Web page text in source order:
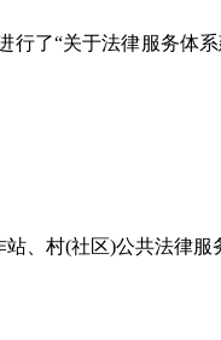
行了“关于法律服务体
、村(社区)公共法律服